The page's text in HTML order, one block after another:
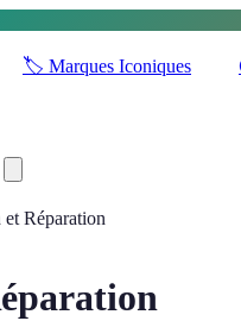
🏷️ Marques Iconiques
et Réparation